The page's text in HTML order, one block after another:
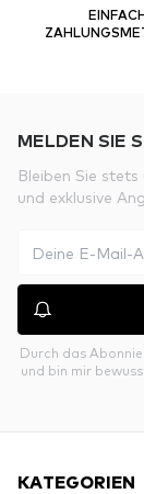
MELDEN SIE
Bleiben Sie
und exklusive
Durch das
und bin mir
KATEGORIEN